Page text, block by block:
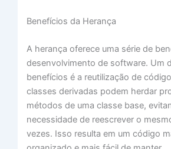
Benefícios da Herança
A herança oferece uma série de
desenvolvimento de software. Um
benefícios é a reutilização de
classes derivadas podem herdar
métodos de uma classe base,
necessidade de reescrever o
vezes. Isso resulta em um código